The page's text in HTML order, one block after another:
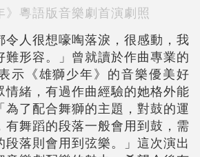
》粵語版音樂劇首演劇照
令人很想嚎啕落淚，很感動，我
難形容。」曾就讀於作曲專業的
示《雄獅少年》的音樂優美好
情緒，有過作曲經驗的她格外能
為了配合舞獅的主題，對鼓的運
有舞蹈的段落一般會用到鼓，需
段落則會用到弦樂。」這次演出